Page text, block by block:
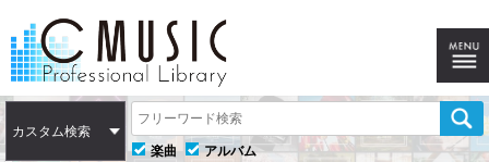
カスタム検索
楽曲
アルバム